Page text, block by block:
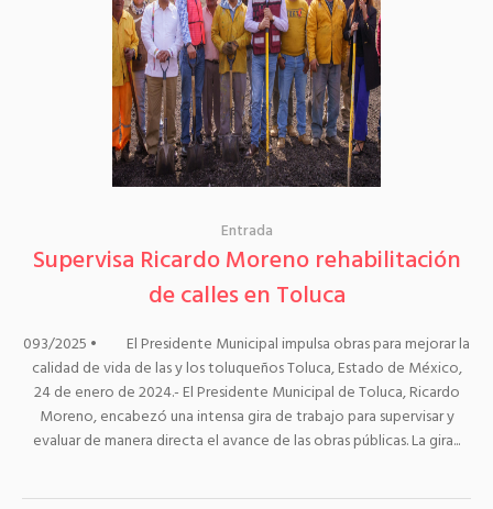
Entrada
Supervisa Ricardo Moreno rehabilitación
de calles en Toluca
093/2025 • El Presidente Municipal impulsa obras para mejorar la
calidad de vida de las y los toluqueños Toluca, Estado de México,
24 de enero de 2024.- El Presidente Municipal de Toluca, Ricardo
Moreno, encabezó una intensa gira de trabajo para supervisar y
evaluar de manera directa el avance de las obras públicas. La gira...